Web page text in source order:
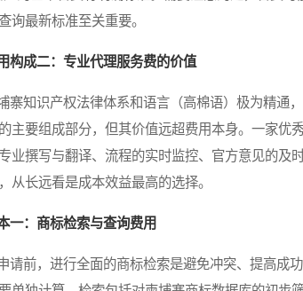
询最新标准至关重要。
构成二：专业代理服务费的价值
知识产权法律体系和语言（高棉语）极为精通
主要组成部分，但其价值远超费用本身。一家优
业撰写与翻译、流程的实时监控、官方意见的及
从长远看是成本效益最高的选择。
一：商标检索与查询费用
前，进行全面的商标检索是避免冲突、提高成